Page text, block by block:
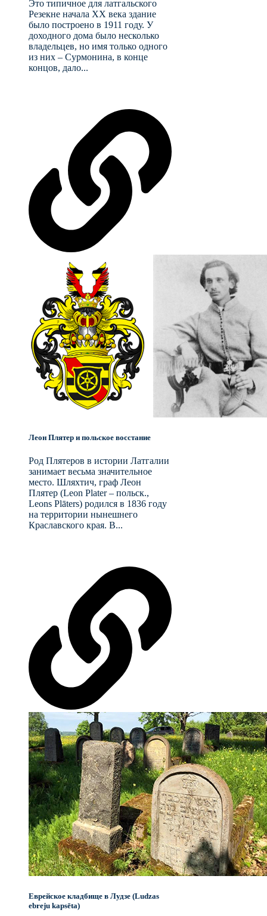
Это типичное для латгальского
Резекне начала XX века здание
было построено в 1911 году. У
доходного дома было несколько
владельцев, но имя только одного
из них – Сурмонина, в конце
концов, дало...
Леон Плятер и польское восстание
Род Плятеров в истории Латгалии
занимает весьма значительное
место. Шляхтич, граф Леон
Плятер (Leon Plater – польск.,
Leons Plāters) родился в 1836 году
на территории нынешнего
Краславского края. В...
Еврейское кладбище в Лудзе (Ludzas
ebreju kapsēta)